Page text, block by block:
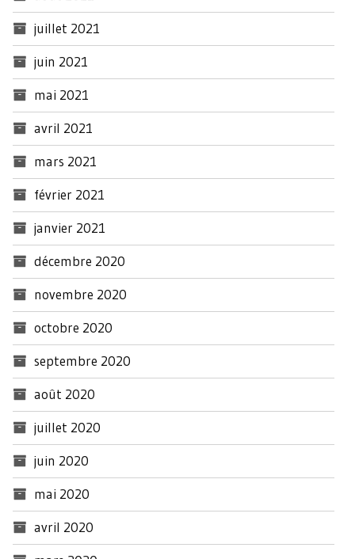
juillet 2021
juin 2021
mai 2021
avril 2021
mars 2021
février 2021
janvier 2021
décembre 2020
novembre 2020
octobre 2020
septembre 2020
août 2020
juillet 2020
juin 2020
mai 2020
avril 2020